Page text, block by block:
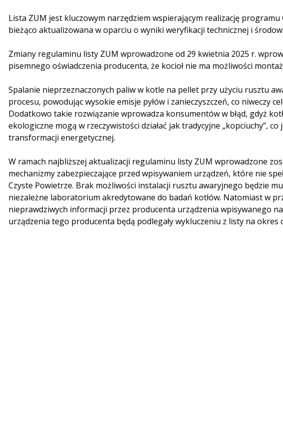
Lista ZUM jest kluczowym narzędziem wspierającym realizację programu
bieżąco aktualizowana w oparciu o wyniki weryfikacji technicznej i
Zmiany regulaminu listy ZUM wprowadzone od 29 kwietnia 2025 r.
pisemnego oświadczenia producenta, że kocioł nie ma możliwości
Spalanie nieprzeznaczonych paliw w kotle na pellet przy użyciu rusztu
procesu, powodując wysokie emisje pyłów i zanieczyszczeń, co niweczy
Dodatkowo takie rozwiązanie wprowadza konsumentów w błąd, gdyż
ekologiczne mogą w rzeczywistości działać jak tradycyjne „kopciuchy”,
transformacji energetycznej.
W ramach najbliższej aktualizacji regulaminu listy ZUM wprowadzone
mechanizmy zabezpieczające przed wpisywaniem urządzeń, które nie
Czyste Powietrze. Brak możliwości instalacji rusztu awaryjnego będzie
niezależne laboratorium akredytowane do badań kotłów. Natomiast w
nieprawdziwych informacji przez producenta urządzenia wpisywanego
urządzenia tego producenta będą podlegały wykluczeniu z listy na okres